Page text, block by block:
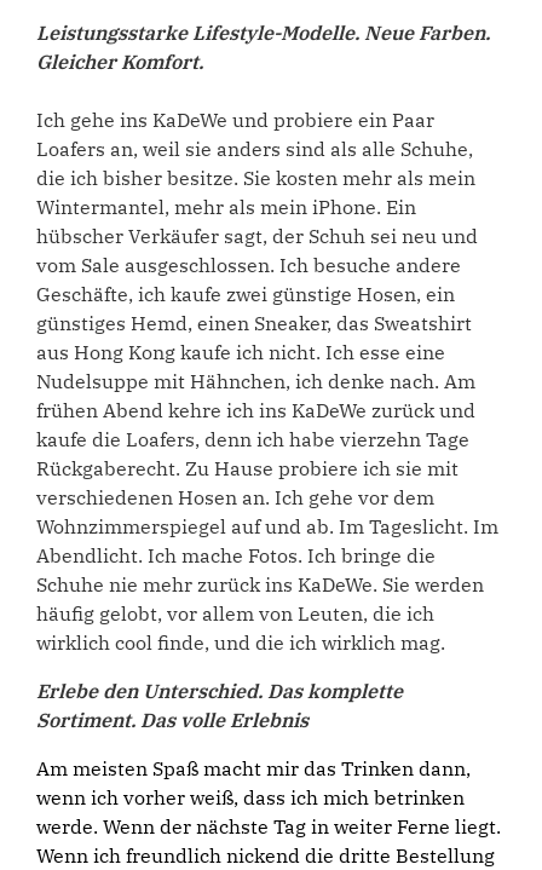
Leistungsstarke Lifestyle-Modelle. Neue Farben.
Gleicher Komfort.
Ich gehe ins KaDeWe und probiere ein Paar
Loafers an, weil sie anders sind als alle Schuhe,
die ich bisher besitze. Sie kosten mehr als mein
Wintermantel, mehr als mein iPhone. Ein
hübscher Verkäufer sagt, der Schuh sei neu und
vom Sale ausgeschlossen. Ich besuche andere
Geschäfte, ich kaufe zwei günstige Hosen, ein
günstiges Hemd, einen Sneaker, das Sweatshirt
aus Hong Kong kaufe ich nicht. Ich esse eine
Nudelsuppe mit Hähnchen, ich denke nach. Am
frühen Abend kehre ich ins KaDeWe zurück und
kaufe die Loafers, denn ich habe vierzehn Tage
Rückgaberecht. Zu Hause probiere ich sie mit
verschiedenen Hosen an. Ich gehe vor dem
Wohnzimmerspiegel auf und ab. Im Tageslicht. Im
Abendlicht. Ich mache Fotos. Ich bringe die
Schuhe nie mehr zurück ins KaDeWe. Sie werden
häufig gelobt, vor allem von Leuten, die ich
wirklich cool finde, und die ich wirklich mag.
Erlebe den Unterschied. Das komplette
Sortiment. Das volle Erlebnis
Am meisten Spaß macht mir das Trinken dann,
wenn ich vorher weiß, dass ich mich betrinken
werde. Wenn der nächste Tag in weiter Ferne liegt.
Wenn ich freundlich nickend die dritte Bestellung